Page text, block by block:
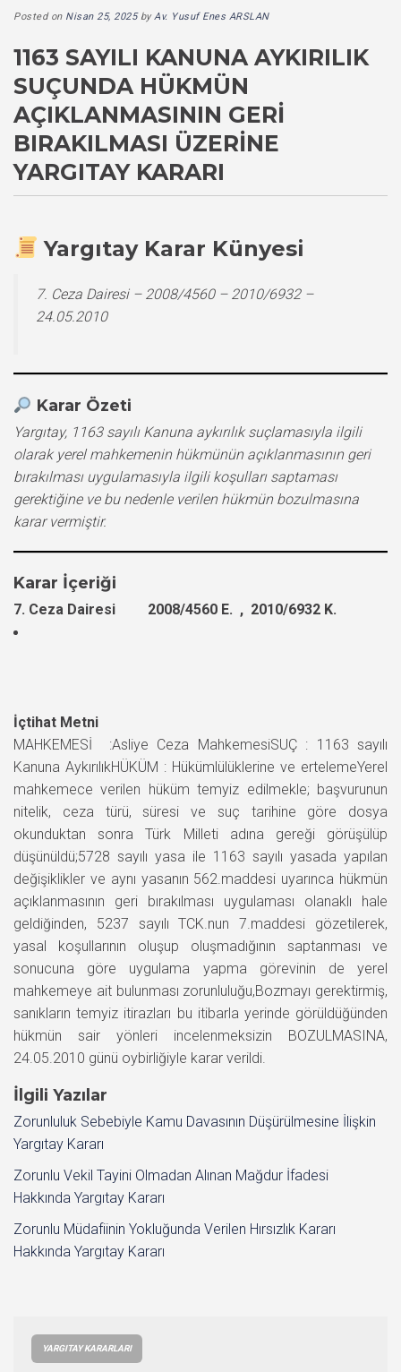
Posted on Nisan 25, 2025byAv. Yusuf Enes ARSLAN
1163 SAYILI KANUNA AYKIRILIK
SUÇUNDA HÜKMÜN
AÇIKLANMASININ GERI
BIRAKILMASI ÜZERINE
YARGITAY KARARI
Yargıtay Karar Künyesi
7. Ceza Dairesi – 2008/4560 – 2010/6932 –
24.05.2010
Karar Özeti
Yargıtay, 1163 sayılı Kanuna aykırılık suçlamasıyla ilgili
olarak yerel mahkemenin hükmünün açıklanmasının geri
bırakılması uygulamasıyla ilgili koşulları saptaması
gerektiğine ve bu nedenle verilen hükmün bozulmasına
karar vermiştir.
Karar İçeriği
7. Ceza Dairesi 2008/4560 E. , 2010/6932 K.
İçtihat Metni
MAHKEMESİ :Asliye Ceza MahkemesiSUÇ : 1163 sayılı
Kanuna AykırılıkHÜKÜM : Hükümlülüklerine ve ertelemeYerel
mahkemece verilen hüküm temyiz edilmekle; başvurunun
nitelik, ceza türü, süresi ve suç tarihine göre dosya
okunduktan sonra Türk Milleti adına gereği görüşülüp
düşünüldü;5728 sayılı yasa ile 1163 sayılı yasada yapılan
değişiklikler ve aynı yasanın 562.maddesi uyarınca hükmün
açıklanmasının geri bırakılması uygulaması olanaklı hale
geldiğinden, 5237 sayılı TCK.nun 7.maddesi gözetilerek,
yasal koşullarının oluşup oluşmadığının saptanması ve
sonucuna göre uygulama yapma görevinin de yerel
mahkemeye ait bulunması zorunluluğu,Bozmayı gerektirmiş,
sanıkların temyiz itirazları bu itibarla yerinde görüldüğünden
hükmün sair yönleri incelenmeksizin BOZULMASINA,
24.05.2010 günü oybirliğiyle karar verildi.
İlgili Yazılar
Zorunluluk Sebebiyle Kamu Davasının Düşürülmesine İlişkin
Yargıtay Kararı
Zorunlu Vekil Tayini Olmadan Alınan Mağdur İfadesi
Hakkında Yargıtay Kararı
Zorunlu Müdafiinin Yokluğunda Verilen Hırsızlık Kararı
Hakkında Yargıtay Kararı
YARGITAY KARARLARI